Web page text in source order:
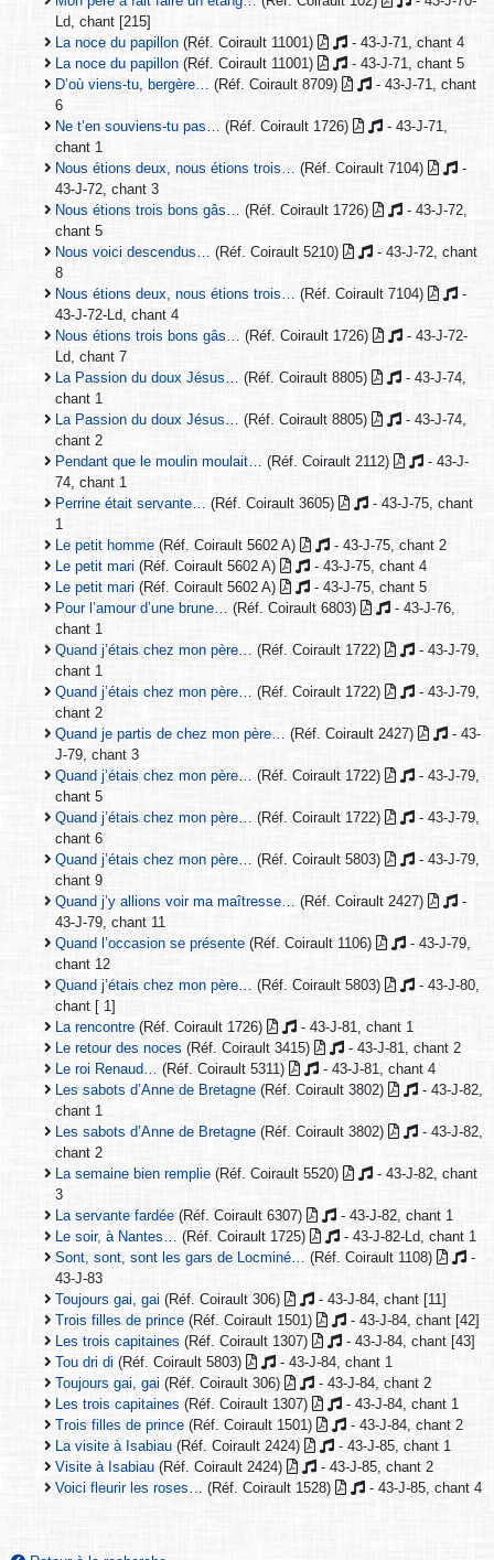
Ld, chant [215]
La noce du papillon (Réf. Coirault 11001)
- 43-J-71, chant 4
La noce du papillon (Réf. Coirault 11001)
- 43-J-71, chant 5
D’où viens-tu, bergère…
(Réf. Coirault 8709)
- 43-J-71, chant
6
Ne t’en souviens-tu pas…
(Réf. Coirault 1726)
- 43-J-71,
chant 1
Nous étions deux, nous étions trois…
(Réf. Coirault 7104)
-
43-J-72, chant 3
Nous étions trois bons gâs…
(Réf. Coirault 1726)
- 43-J-72,
chant 5
Nous voici descendus…
(Réf. Coirault 5210)
- 43-J-72, chant
8
Nous étions deux, nous étions trois…
(Réf. Coirault 7104)
-
43-J-72-Ld, chant 4
Nous étions trois bons gâs…
(Réf. Coirault 1726)
- 43-J-72-
Ld, chant 7
La Passion du doux Jésus…
(Réf. Coirault 8805)
- 43-J-74,
chant 1
La Passion du doux Jésus…
(Réf. Coirault 8805)
- 43-J-74,
chant 2
Pendant que le moulin moulait…
(Réf. Coirault 2112)
- 43-J-
74, chant 1
Perrine était servante…
(Réf. Coirault 3605)
- 43-J-75, chant
1
Le petit homme (Réf. Coirault 5602 A)
- 43-J-75, chant 2
Le petit mari (Réf. Coirault 5602 A)
- 43-J-75, chant 4
Le petit mari (Réf. Coirault 5602 A)
- 43-J-75, chant 5
Pour l’amour d’une brune…
(Réf. Coirault 6803)
- 43-J-76,
chant 1
Quand j’étais chez mon père…
(Réf. Coirault 1722)
- 43-J-79,
chant 1
Quand j’étais chez mon père…
(Réf. Coirault 1722)
- 43-J-79,
chant 2
Quand je partis de chez mon père…
(Réf. Coirault 2427)
- 43-
J-79, chant 3
Quand j’étais chez mon père…
(Réf. Coirault 1722)
- 43-J-79,
chant 5
Quand j’étais chez mon père…
(Réf. Coirault 1722)
- 43-J-79,
chant 6
Quand j’étais chez mon père…
(Réf. Coirault 5803)
- 43-J-79,
chant 9
Quand j’y allions voir ma maîtresse…
(Réf. Coirault 2427)
-
43-J-79, chant 11
Quand l’occasion se présente (Réf. Coirault 1106)
- 43-J-79,
chant 12
Quand j’étais chez mon père…
(Réf. Coirault 5803)
- 43-J-80,
chant [ 1]
La rencontre (Réf. Coirault 1726)
- 43-J-81, chant 1
Le retour des noces (Réf. Coirault 3415)
- 43-J-81, chant 2
Le roi Renaud…
(Réf. Coirault 5311)
- 43-J-81, chant 4
Les sabots d’Anne de Bretagne (Réf. Coirault 3802)
- 43-J-82,
chant 1
Les sabots d’Anne de Bretagne (Réf. Coirault 3802)
- 43-J-82,
chant 2
La semaine bien remplie (Réf. Coirault 5520)
- 43-J-82, chant
3
La servante fardée (Réf. Coirault 6307)
- 43-J-82, chant 1
Le soir, à Nantes…
(Réf. Coirault 1725)
- 43-J-82-Ld, chant 1
Sont, sont, sont les gars de Locminé…
(Réf. Coirault 1108)
-
43-J-83
Toujours gai, gai (Réf. Coirault 306)
- 43-J-84, chant [11]
Trois filles de prince (Réf. Coirault 1501)
- 43-J-84, chant [42]
Les trois capitaines (Réf. Coirault 1307)
- 43-J-84, chant [43]
Tou dri di (Réf. Coirault 5803)
- 43-J-84, chant 1
Toujours gai, gai (Réf. Coirault 306)
- 43-J-84, chant 2
Les trois capitaines (Réf. Coirault 1307)
- 43-J-84, chant 1
Trois filles de prince (Réf. Coirault 1501)
- 43-J-84, chant 2
La visite à Isabiau (Réf. Coirault 2424)
- 43-J-85, chant 1
Visite à Isabiau (Réf. Coirault 2424)
- 43-J-85, chant 2
Voici fleurir les roses…
(Réf. Coirault 1528) - 43-J-85, chant 4